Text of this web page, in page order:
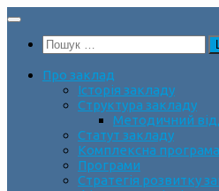
Skip
contentПошук:
Про заклад
Історія закладу
Структура закладу
Методичний
Статут закладу
Комплексна програма
Програми
Стратегія розвитку